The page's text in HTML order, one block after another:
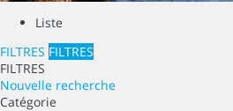
Liste
FILTRES FILTRES
FILTRES
Nouvelle recherche
Catégorie